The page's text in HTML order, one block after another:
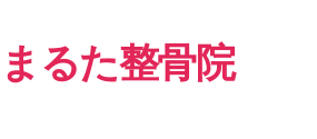
まるた整骨院